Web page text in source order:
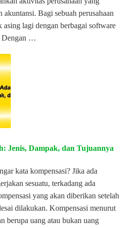
akuntansi. Bagi sebuah perusahaan
asing lagi dengan berbagai software
Dengan …
Jenis, Dampak, dan Tujuannya
kata kompensasi? Jika ada
sesuatu, terkadang ada
yang akan diberikan setelah
dilakukan. Kompensasi menurut
berupa uang atau bukan uang